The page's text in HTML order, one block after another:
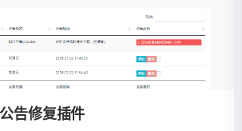
告修复插件